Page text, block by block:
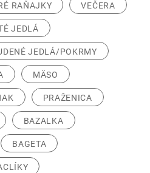
RAŇAJKY VEČERA
JEDLÁ
JEDLÁ/POKRMY
MÄSO
PRAŽENICA
BAZALKA
BAGETA